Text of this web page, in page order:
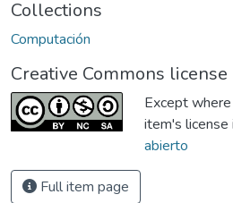
Collections
Computación
Creative Commons license
Except
item's license
abierto
Full item page